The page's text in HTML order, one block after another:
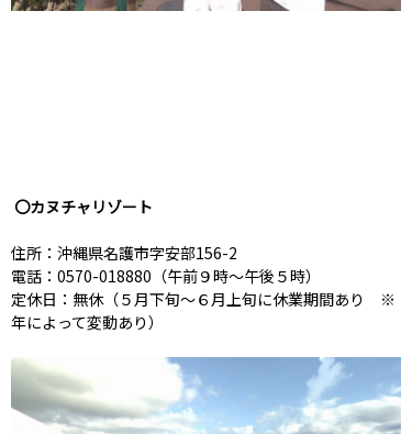
〇カヌチャリゾート
住所：沖縄県名護市字安部156-2
電話： 0570-018880 （午前９時～午後５時）
定休日：無休（５月下旬～６月上旬に休業期間あり ※
年によって変動あり）